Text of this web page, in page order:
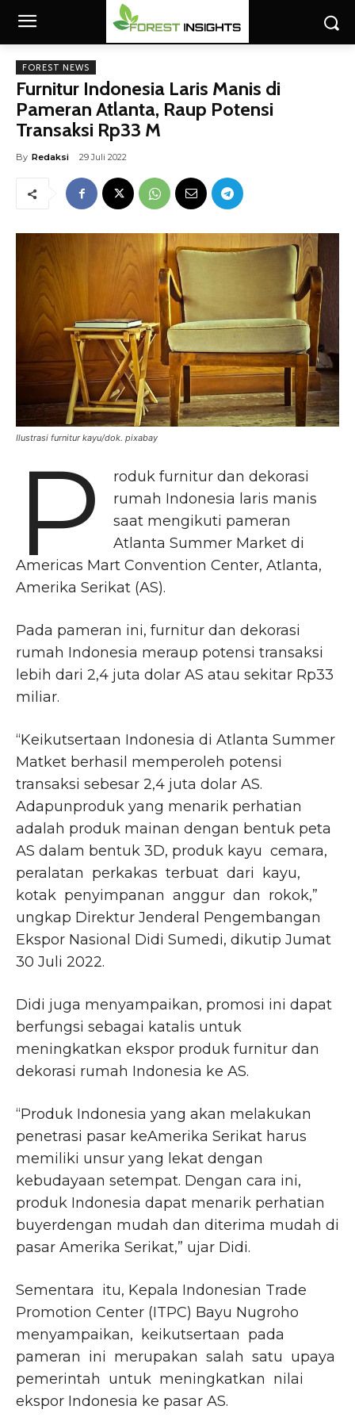
FOREST NEWS
Furnitur Indonesia Laris Manis di
Pameran Atlanta, Raup Potensi
Transaksi Rp33 M
By Redaksi 29 Juli 2022
Ilustrasi furnitur kayu/dok. pixabay
P
roduk furnitur dan dekorasi
rumah Indonesia laris manis
saat mengikuti pameran
Atlanta Summer Market di
Americas Mart Convention Center, Atlanta,
Amerika Serikat (AS).
Pada pameran ini, furnitur dan dekorasi
rumah Indonesia meraup potensi transaksi
lebih dari 2,4 juta dolar AS atau sekitar Rp33
miliar.
“Keikutsertaan Indonesia di Atlanta Summer
Matket berhasil memperoleh potensi
transaksi sebesar 2,4 juta dolar AS.
Adapunproduk yang menarik perhatian
adalah produk mainan dengan bentuk peta
AS dalam bentuk 3D, produk kayu cemara,
peralatan perkakas terbuat dari kayu,
kotak penyimpanan anggur dan rokok,”
ungkap Direktur Jenderal Pengembangan
Ekspor Nasional Didi Sumedi, dikutip Jumat
30 Juli 2022.
Didi juga menyampaikan, promosi ini dapat
berfungsi sebagai katalis untuk
meningkatkan ekspor produk furnitur dan
dekorasi rumah Indonesia ke AS.
“Produk Indonesia yang akan melakukan
penetrasi pasar keAmerika Serikat harus
memiliki unsur yang lekat dengan
kebudayaan setempat. Dengan cara ini,
produk Indonesia dapat menarik perhatian
buyerdengan mudah dan diterima mudah di
pasar Amerika Serikat,” ujar Didi.
Sementara itu, Kepala Indonesian Trade
Promotion Center (ITPC) Bayu Nugroho
menyampaikan, keikutsertaan pada
pameran ini merupakan salah satu upaya
pemerintah untuk meningkatkan nilai
ekspor Indonesia ke pasar AS.